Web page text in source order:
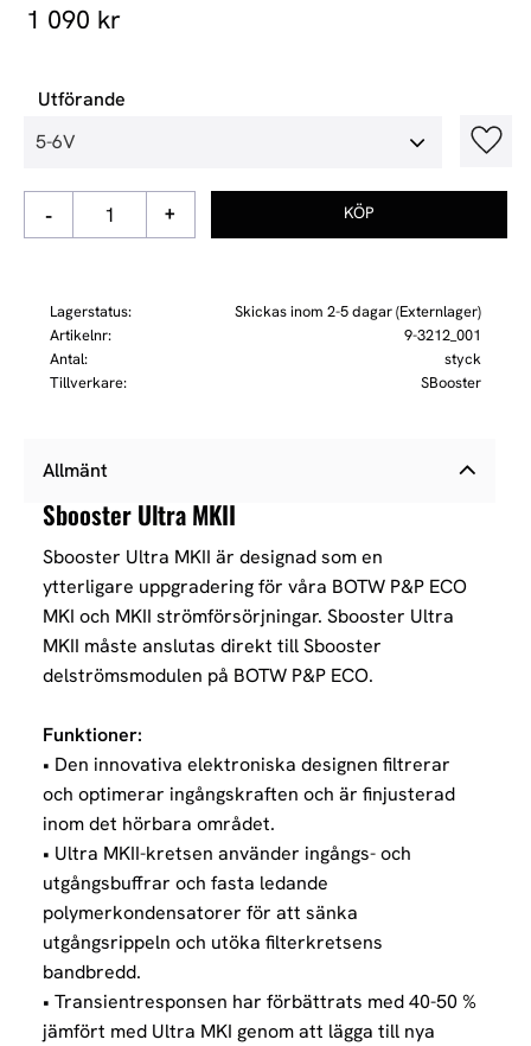
1 090 kr
Utförande
+
-
Lagerstatus
Skickas inom 2-5 dagar (Externlager)
Artikelnr
9-3212_001
Antal
styck
Tillverkare
SBooster
Allmänt
Sbooster Ultra MKII
Sbooster Ultra MKII är designad som en
ytterligare uppgradering för våra BOTW P&P ECO
MKI och MKII strömförsörjningar. Sbooster Ultra
MKII måste anslutas direkt till Sbooster
delströmsmodulen på BOTW P&P ECO.
Funktioner:
• Den innovativa elektroniska designen filtrerar
och optimerar ingångskraften och är finjusterad
inom det hörbara området.
• Ultra MKII-kretsen använder ingångs- och
utgångsbuffrar och fasta ledande
polymerkondensatorer för att sänka
utgångsrippeln och utöka filterkretsens
bandbredd.
• Transientresponsen har förbättrats med 40-50 %
jämfört med Ultra MKI genom att lägga till nya